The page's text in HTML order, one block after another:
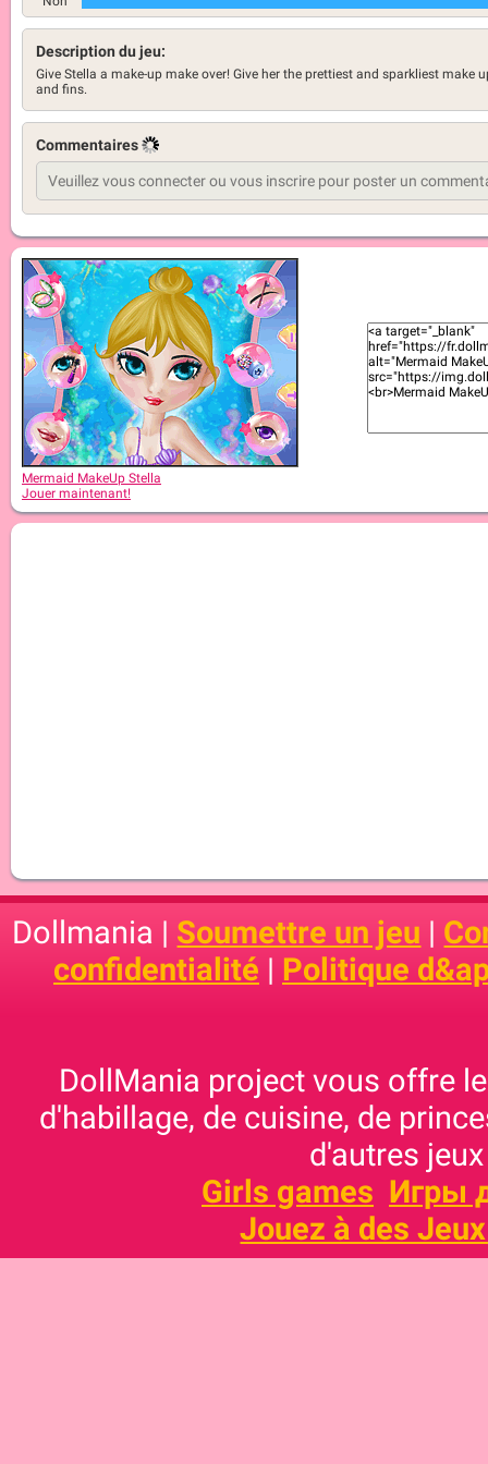
Description du jeu:
Give Stella a make-up make over! Give her the prettiest and sparkliest make
and fins.
Commentaires
Mermaid MakeUp Stella
Jouer maintenant!
Dollmania | Soumettre un jeu |
confidentialité | Politique
DollMania project vous offre
d'habillage, de cuisine, de
d'autres
Girls games Игры
Jouez à des